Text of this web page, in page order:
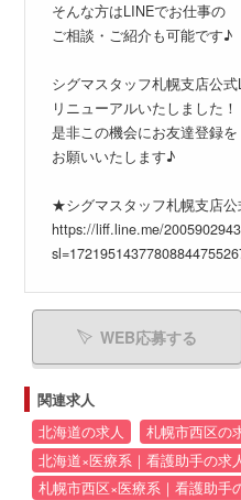
そんな方はLINEでお仕事の
ご相談・ご紹介も可能です♪
シグマスタッフ札幌支店公
リニューアルいたしました！
是非この機会にお友達登録を
お願いいたします♪
★シグマスタッフ札幌支店
https://liff.line.me/
WEB応募する
関連求人
北海道の求人
札幌市西区の
北海道×医療系｜看護助手の求
札幌市西区×医療系｜看護助手